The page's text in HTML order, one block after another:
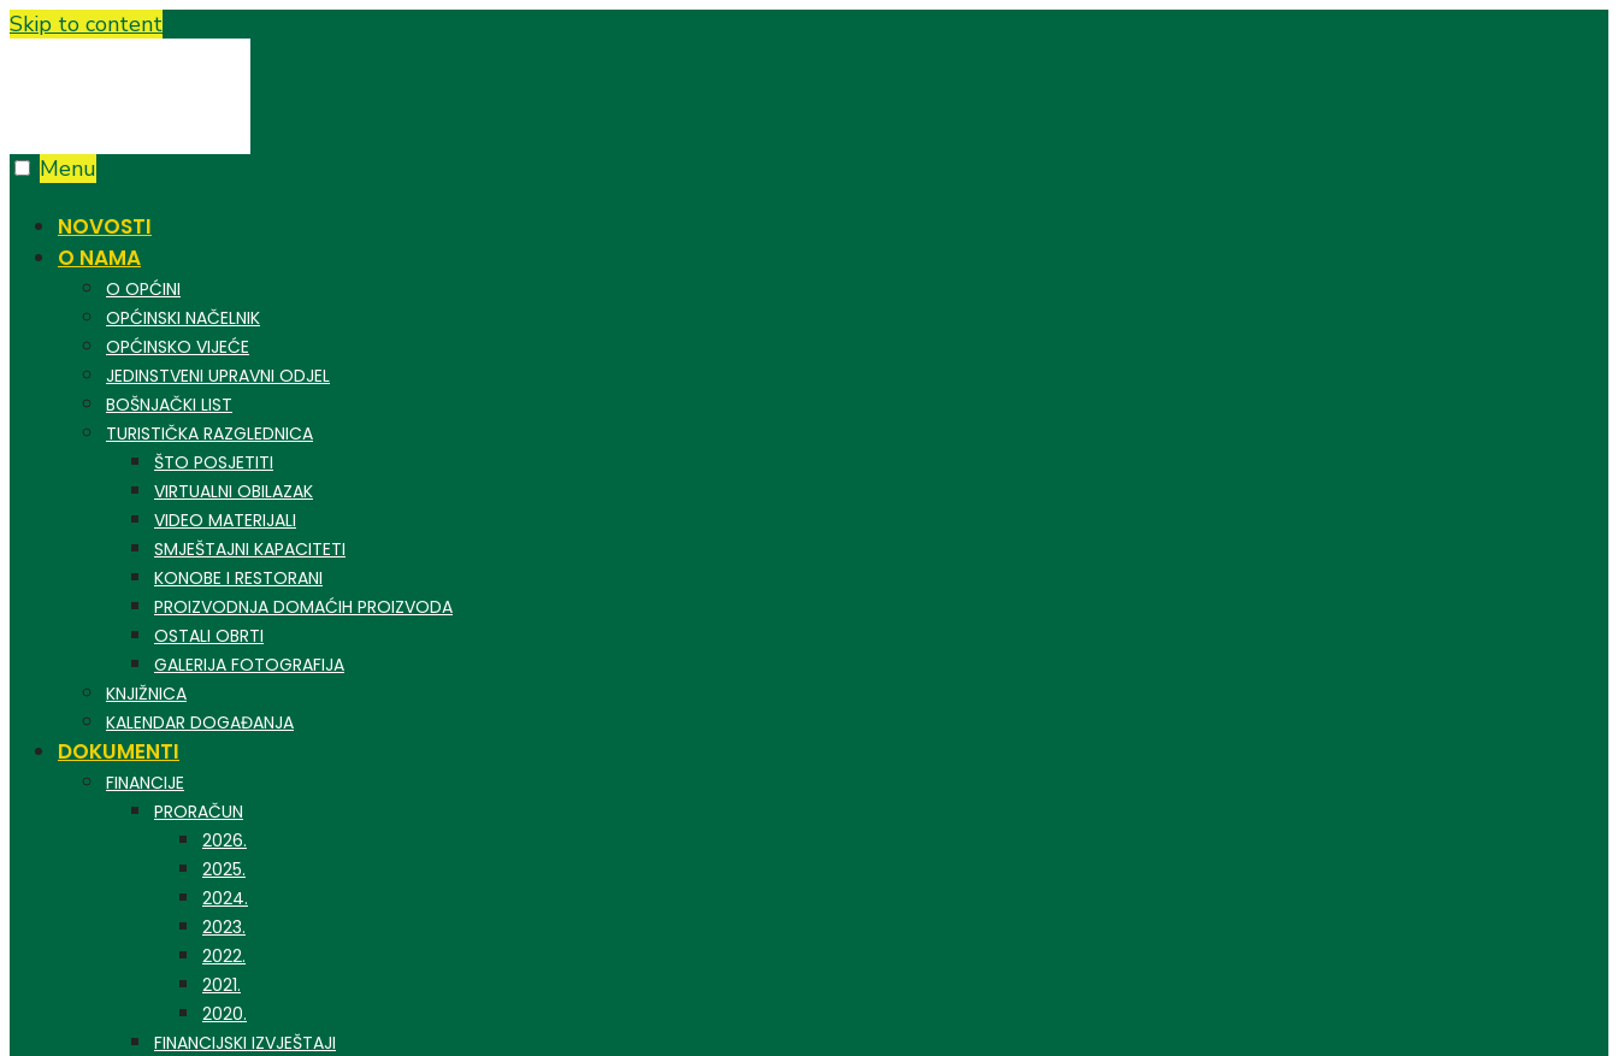
Skip to content
Menu
NOVOSTI
O NAMA
O OPĆINI
OPĆINSKI NAČELNIK
OPĆINSKO VIJEĆE
JEDINSTVENI UPRAVNI ODJEL
BOŠNJAČKI LIST
TURISTIČKA RAZGLEDNICA
ŠTO POSJETITI
VIRTUALNI OBILAZAK
VIDEO MATERIJALI
SMJEŠTAJNI KAPACITETI
KONOBE I RESTORANI
PROIZVODNJA DOMAĆIH PROIZVODA
OSTALI OBRTI
GALERIJA FOTOGRAFIJA
KNJIŽNICA
KALENDAR DOGAĐANJA
DOKUMENTI
FINANCIJE
PRORAČUN
2026.
2025.
2024.
2023.
2022.
2021.
2020.
FINANCIJSKI IZVJEŠTAJI